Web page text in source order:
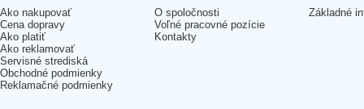
Ako nakupovať
Cena dopravy
Ako platiť
Ako reklamovať
Servisné strediská
Obchodné podmienky
Reklamačné podmienky
O spoločnosti
Voľné pracovné pozície
Kontakty
Základné